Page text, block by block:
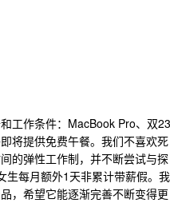
工作条件：MacBook Pro、双23
将提供免费午餐。我们不喜欢死
的弹性工作制，并不断尝试与探
生每月额外1天非累计带薪假。我
，希望它能逐渐完善不断变得更